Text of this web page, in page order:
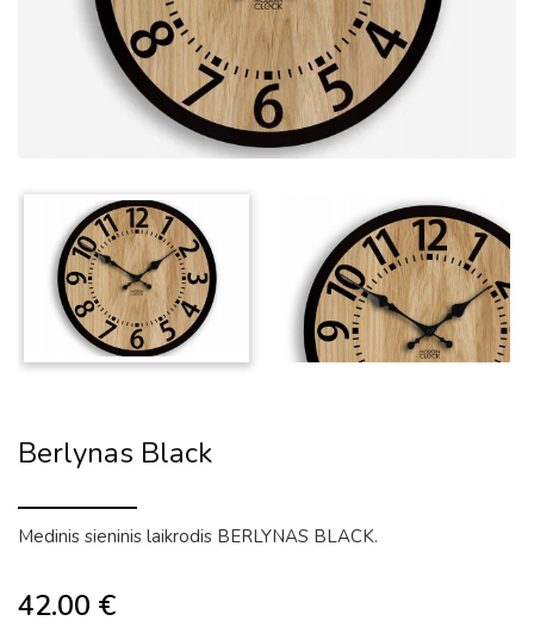
Berlynas Black
Medinis sieninis laikrodis BERLYNAS BLACK.
42.00 €